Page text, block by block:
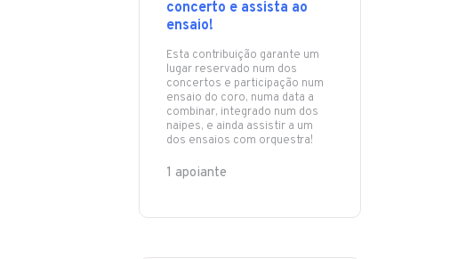
concerto e assista ao
ensaio!
Esta contribuição garante um
lugar reservado num dos
concertos e participação num
ensaio do coro, numa data a
combinar, integrado num dos
naipes, e ainda assistir a um
dos ensaios com orquestra!
1 apoiante